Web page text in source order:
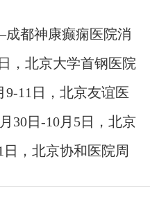
都神康癫痫医院消
，北京大学首钢医院
会诊，破解癫痫疑难
9-11日，北京友谊医
援助，破解癫痫难
30日-10月5日，北京
城亲诊+癫痫大额救
日，北京协和医院周